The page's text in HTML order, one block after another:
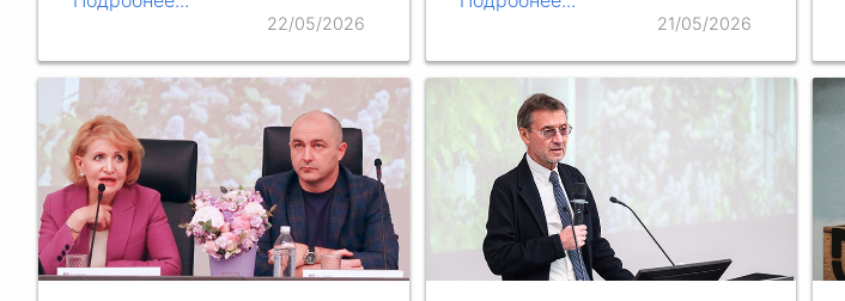
имени З.П. Соловьева (ИПМ)
завершилась олимпиада по
микробиологии и вирусологии,
объединившая самых
мотивированных и…
22/05/2026
Научно-образовательного
«Восточно-Европейский» с
международным участием и
участием профильных…
21/05/2026